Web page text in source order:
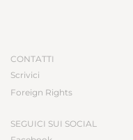
CONTATTI
Scrivici
Foreign Rights
SEGUICI SUI SOCIAL